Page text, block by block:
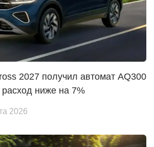
2027 получил автомат AQ300
расход ниже на 7%
2026